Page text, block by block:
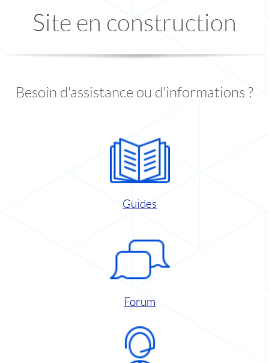
Site en construction
Besoin d'assistance ou d'informations ?
Guides
Forum